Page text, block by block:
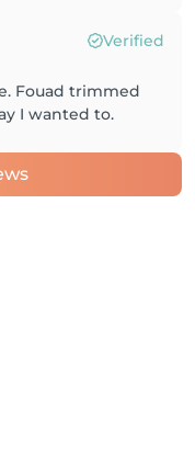
Verified
Fouad trimmed
I wanted to.